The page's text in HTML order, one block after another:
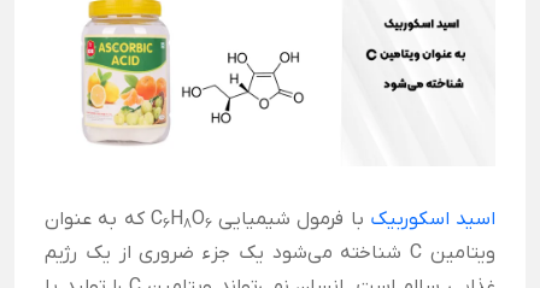
اسید اسکوربیک با فرمول شیمیایی C 6H8O۶
که به عنوان
ویتامین C شناخته می‌شود یک جزء ضروری از یک رژیم